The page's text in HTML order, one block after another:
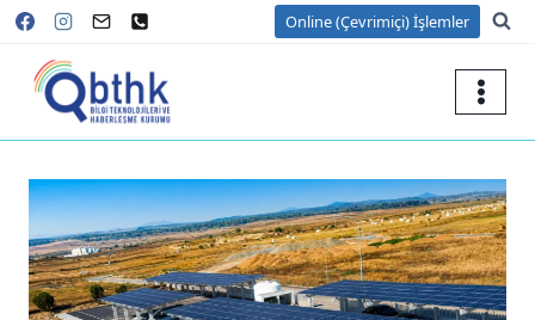
Skip
content
Online (Çevrimiçi) İşlemler